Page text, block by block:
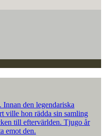
Innan den legendariska
ville hon rädda sin samling
till eftervärlden. Tjugo år
emot den.